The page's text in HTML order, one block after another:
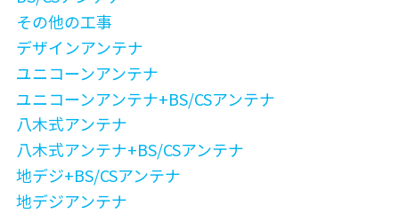
その他の工事
デザインアンテナ
ユニコーンアンテナ
ユニコーンアンテナ+BS/CSアンテナ
八木式アンテナ
八木式アンテナ+BS/CSアンテナ
地デジ+BS/CSアンテナ
地デジアンテナ